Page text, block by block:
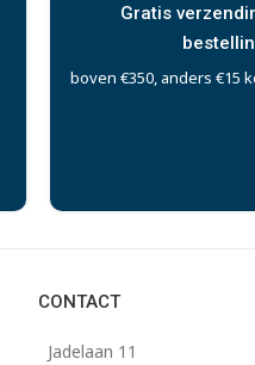
Gratis
boven €350, anders €15
CONTACT
Jadelaan 11